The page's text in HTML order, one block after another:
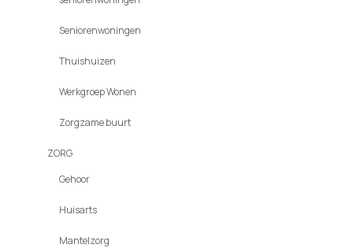
Seniorenwoningen
Thuishuizen
Werkgroep Wonen
Zorgzame buurt
ZORG
Gehoor
Huisarts
Mantelzorg